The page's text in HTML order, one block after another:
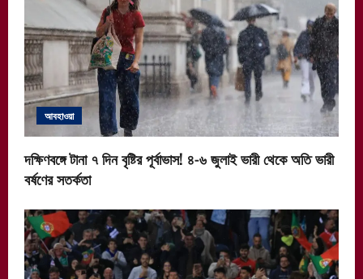
আবহাওয়া
দক্ষিণবঙ্গে টানা ৭ দিন বৃষ্টির পূর্বাভাস! ৪-৬ জুলাই ভারী থেকে অতি ভারী
বর্ষণের সতর্কতা